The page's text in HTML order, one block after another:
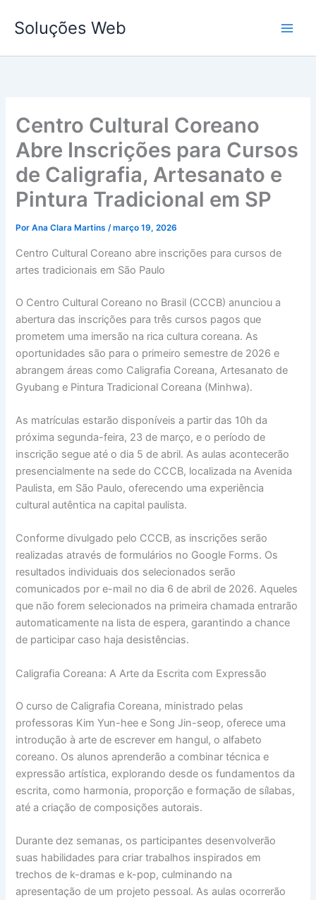
para
conteúdo
Soluções Web
Centro Cultural Coreano
Abre Inscrições para Cursos
de Caligrafia, Artesanato e
Pintura Tradicional em SP
PorAna Clara Martins/março 19, 2026
Centro Cultural Coreano abre inscrições para cursos de
artes tradicionais em São Paulo
O Centro Cultural Coreano no Brasil (CCCB) anunciou a
abertura das inscrições para três cursos pagos que
prometem uma imersão na rica cultura coreana. As
oportunidades são para o primeiro semestre de 2026 e
abrangem áreas como Caligrafia Coreana, Artesanato de
Gyubang e Pintura Tradicional Coreana (Minhwa).
As matrículas estarão disponíveis a partir das 10h da
próxima segunda-feira, 23 de março, e o período de
inscrição segue até o dia 5 de abril. As aulas acontecerão
presencialmente na sede do CCCB, localizada na Avenida
Paulista, em São Paulo, oferecendo uma experiência
cultural autêntica na capital paulista.
Conforme divulgado pelo CCCB, as inscrições serão
realizadas através de formulários no Google Forms. Os
resultados individuais dos selecionados serão
comunicados por e-mail no dia 6 de abril de 2026. Aqueles
que não forem selecionados na primeira chamada entrarão
automaticamente na lista de espera, garantindo a chance
de participar caso haja desistências.
Caligrafia Coreana: A Arte da Escrita com Expressão
O curso de Caligrafia Coreana, ministrado pelas
professoras Kim Yun-hee e Song Jin-seop, oferece uma
introdução à arte de escrever em hangul, o alfabeto
coreano. Os alunos aprenderão a combinar técnica e
expressão artística, explorando desde os fundamentos da
escrita, como harmonia, proporção e formação de sílabas,
até a criação de composições autorais.
Durante dez semanas, os participantes desenvolverão
suas habilidades para criar trabalhos inspirados em
trechos de k-dramas e k-pop, culminando na
apresentação de um projeto pessoal. As aulas ocorrerão